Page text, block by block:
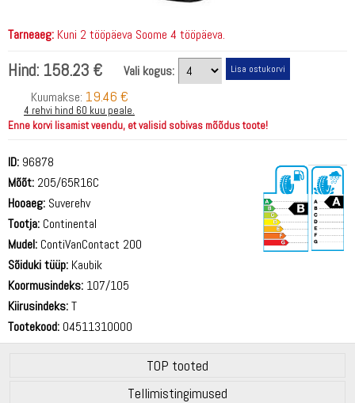
Tarneaeg: Kuni 2 tööpäeva Soome 4 tööpäeva.
Hind: 158.23 €
Vali kogus:
Kuumakse: 19.46 €
4 rehvi hind 60 kuu peale.
Enne korvi lisamist veendu, et valisid sobivas mõõdus toote!
ID: 96878
Mõõt: 205/65R16C
Hooaeg: Suverehv
Tootja: Continental
Mudel: ContiVanContact 200
Sõiduki tüüp: Kaubik
Koormusindeks: 107/105
Kiirusindeks:T
Tootekood: 04511310000
TOP tooted
Tellimistingimused